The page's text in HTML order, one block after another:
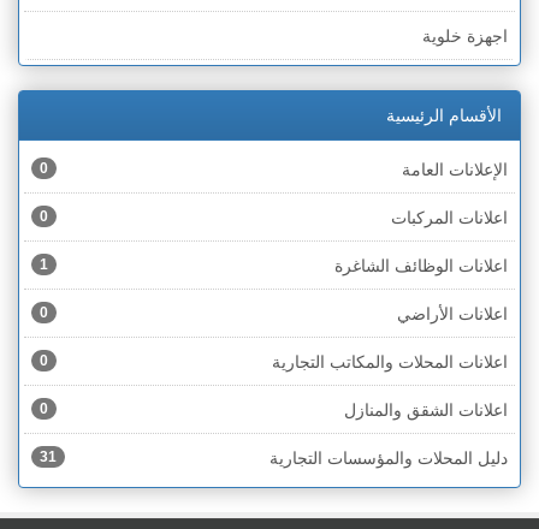
الخط الأخضر » أم الفحم
الخط الأخضر » الناصرة
الخط الأخضر » عكا ونهاريا
الخط الأخضر » الجليل
الخط الأخضر » مرج ابن عامر
الخط الأخضر » البطوف
الخط الأخضر » الجولان
الخط الأخضر » الشارون
الخط الأخضر » القدس
اجهزة خلوية
اجهزة كهربائية
اجهزة مكتبية
احذية
اختام
اخشاب
ادوات رياضية
ادوات صحية
ادوات كهربائية
ادوات منزلية
الأقسام الرئيسية
الإعلانات العامة 0
اعلانات المركبات 0
اعلانات الوظائف الشاغرة 1
اعلانات الأراضي 0
اعلانات المحلات والمكاتب التجارية 0
اعلانات الشقق والمنازل 0
دليل المحلات والمؤسسات التجارية 31